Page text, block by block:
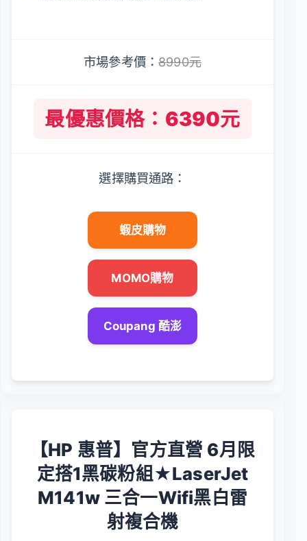
市場參考價：8990元
最優惠價格：6390元
選擇購買通路：
蝦皮購物
MOMO購物
Coupang 酷澎
【HP 惠普】官方直營 6月限
定搭1黑碳粉組★LaserJet
M141w 三合一Wifi黑白雷
射複合機